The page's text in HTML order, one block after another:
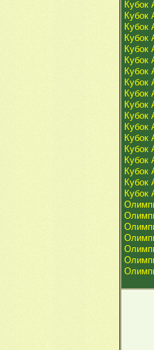
Кубок
Кубок
Кубок
Кубок
Кубок
Кубок
Кубок
Кубок
Кубок
Кубок
Кубок
Кубок
Кубок
Кубок
Кубок
Кубок
Кубок
Кубок